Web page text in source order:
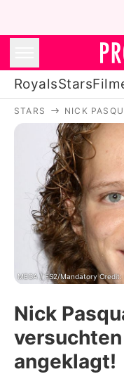
RoyalsStars
Alle
STARS NICK
MEGA / FS2/Mandatory
Nick
angeklagt!